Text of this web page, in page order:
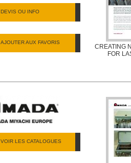
DEVIS OU INFO
AJOUTER AUX FAVORIS
CREATING
FOR
VOIR LES CATALOGUES